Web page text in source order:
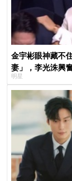
金宇彬眼神藏不
妻」，李光洙興
明星